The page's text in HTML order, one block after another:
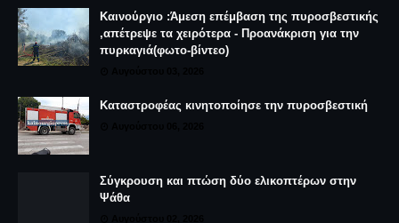
Καινούργιο :Άμεση επέμβαση της πυροσβεστικής
,απέτρεψε τα χειρότερα - Προανάκριση για την
πυρκαγιά(φωτο-βίντεο)
Καταστροφέας κινητοποίησε την πυροσβεστική
Σύγκρουση και πτώση δύο ελικοπτέρων στην
Ψάθα